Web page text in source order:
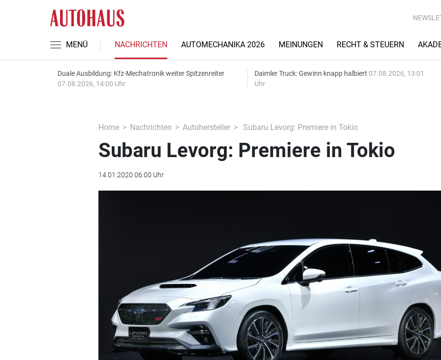
MENÜ NACHRICHTEN AUTOMECHANIKA 2026 MEINUNGEN RECHT & STEUERN
Duale Ausbildung: Kfz-Mechatronik weiter Spitzenreiter
07.08.2026, 14:00 Uhr
Daimler Truck: Gewinn knapp halbiert 07.08.2026, 13:01
Uhr
Home Nachrichten Autohersteller Subaru Levorg: Premiere in Tokio
Subaru Levorg: Premiere in Tokio
14.01.2020 06:00 Uhr